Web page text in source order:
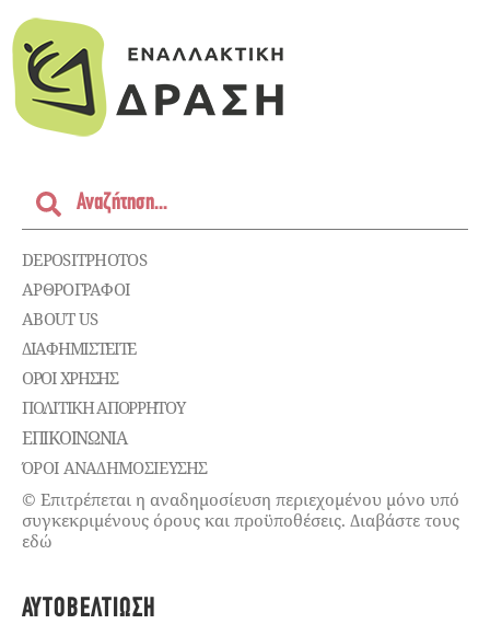
DEPOSITPHOTOS
ΑΡΘΡΟΓΡΑΦΟΙ
ABOUT US
ΔΙΑΦΗΜΙΣΤΕΊΤΕ
ΌΡΟΙ ΧΡΉΣΗΣ
ΠΟΛΙΤΙΚΉ ΑΠΟΡΡΉΤΟΥ
ΕΠΙΚΟΙΝΩΝΊΑ
ΌΡΟΙ ΑΝΑΔΗΜΟΣΙΕΥΣΗΣ
© Επιτρέπεται η αναδημοσίευση περιεχομένου μόνο υπό
συγκεκριμένους όρους και προϋποθέσεις. Διαβάστε τους
εδώ
ΑΥΤΟΒΕΛΤΊΩΣΗ